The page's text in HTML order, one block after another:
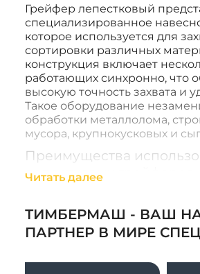
Грейфер лепестковый
специализированное
которое используется для
сортировки различных
конструкция включает
работающих синхронно, что
высокую точность захвата и
Такое оборудование
обработки металлолома,
мусора, крупнокусковых и
Преимущества
лепестковых грейферов
лепестковый грейфер
установлен на
погрузчики, превращая
оборудование успешно
Читать далее
ТИМБЕРМАШ - ВАШ
ПАРТНЕР В МИРЕ